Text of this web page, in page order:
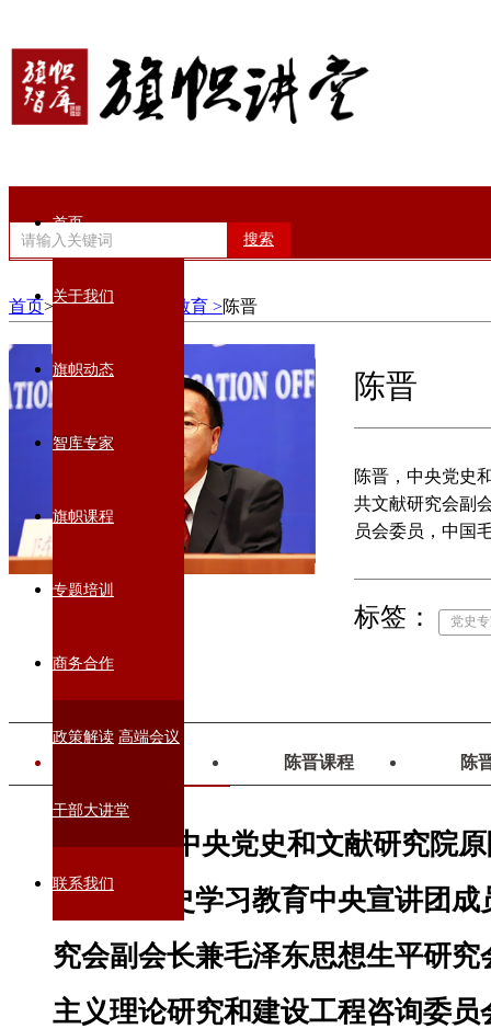
搜索
首页
关于我们
旗帜动态
智库专家
旗帜课程
专题培训
商务合作
政策解读 高端会议
干部大讲堂
联系我们
首页>智库专家> 党性教育 >陈晋
陈晋
陈晋，中央党史
共文献研究会副
员会委员，中国
奖章”（2005）。
标签： 党史
陈晋课程 陈
陈晋，中央党史和文献研究院
级），党史学习教育中央宣讲团
究会副会长兼毛泽东思想生平研
主义理论研究和建设工程咨询委